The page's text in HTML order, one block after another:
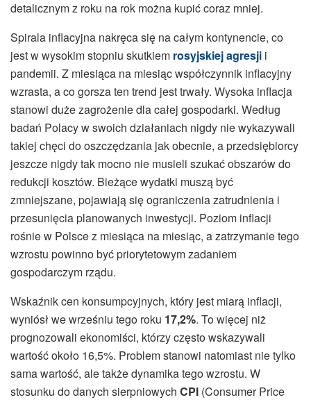
detalicznym z roku na rok można kupić coraz mniej.
Spirala inflacyjna nakręca się na całym kontynencie, co
jest w wysokim stopniu skutkiem rosyjskiej agresji i
pandemii. Z miesiąca na miesiąc współczynnik inflacyjny
wzrasta, a co gorsza ten trend jest trwały. Wysoka inflacja
stanowi duże zagrożenie dla całej gospodarki. Według
badań Polacy w swoich działaniach nigdy nie wykazywali
takiej chęci do oszczędzania jak obecnie, a przedsiębiorcy
jeszcze nigdy tak mocno nie musieli szukać obszarów do
redukcji kosztów. Bieżące wydatki muszą być
zmniejszane, pojawiają się ograniczenia zatrudnienia i
przesunięcia planowanych inwestycji. Poziom inflacji
rośnie w Polsce z miesiąca na miesiąc, a zatrzymanie tego
wzrostu powinno być priorytetowym zadaniem
gospodarczym rządu.
Wskaźnik cen konsumpcyjnych, który jest miarą inflacji,
wyniósł we wrześniu tego roku 17,2%. To więcej niż
prognozowali ekonomiści, którzy często wskazywali
wartość około 16,5%. Problem stanowi natomiast nie tylko
sama wartość, ale także dynamika tego wzrostu. W
stosunku do danych sierpniowych CPI (Consumer Price